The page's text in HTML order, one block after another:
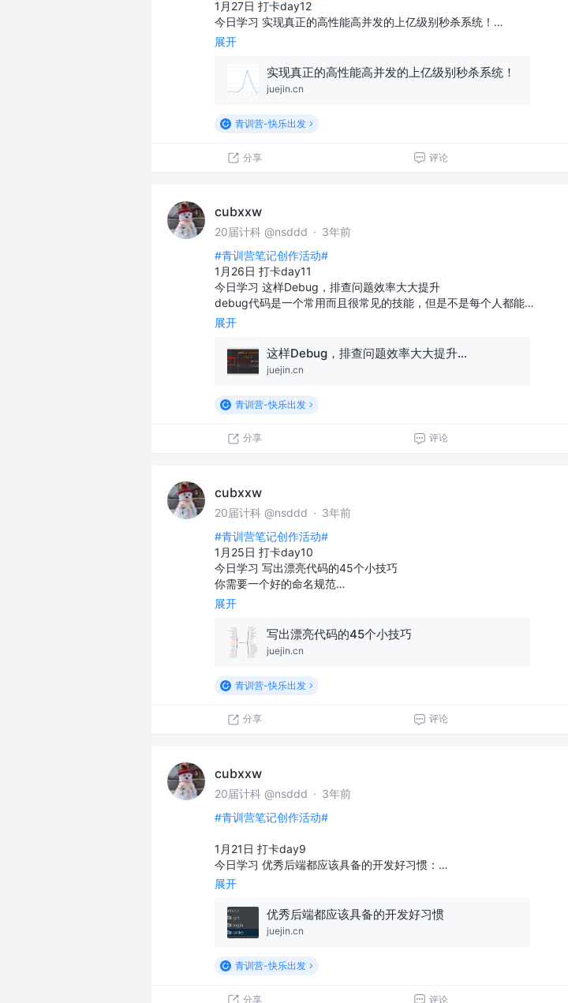
1月27日 打卡day12
今日学习 实现真正的高性能高并发的上亿级别秒杀系统！…
展开
实现真正的高性能高并发的上亿级别秒杀系统！
juejin.cn
青训营-快乐出发
分享 评论
cubxxw
20届计科 @nsddd · 3年前
#青训营笔记创作活动#
1月26日 打卡day11
今日学习 这样Debug，排查问题效率大大提升
debug代码是一个常用而且很常见的技能，但是不是每个人都能…
展开
这样Debug，排查问题效率大大提升...
juejin.cn
青训营-快乐出发
分享 评论
cubxxw
20届计科 @nsddd · 3年前
#青训营笔记创作活动#
1月25日 打卡day10
今日学习 写出漂亮代码的45个小技巧
你需要一个好的命名规范…
展开
写出漂亮代码的45个小技巧
juejin.cn
青训营-快乐出发
分享 评论
cubxxw
20届计科 @nsddd · 3年前
#青训营笔记创作活动#
1月21日 打卡day9
今日学习 优秀后端都应该具备的开发好习惯：…
展开
优秀后端都应该具备的开发好习惯
juejin.cn
青训营-快乐出发
分享 评论